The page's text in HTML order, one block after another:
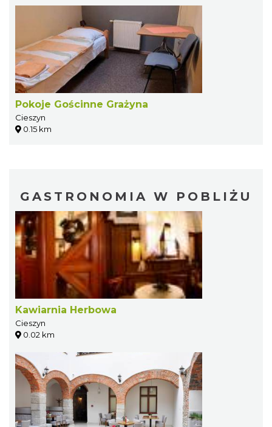
Pokoje Gościnne Grażyna
Cieszyn
0.15 km
GASTRONOMIA W POBLIŻU
Kawiarnia Herbowa
Cieszyn
0.02 km